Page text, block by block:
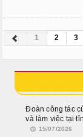
1 2 3
Đoàn công tác
và làm việc tại
15/07/2026